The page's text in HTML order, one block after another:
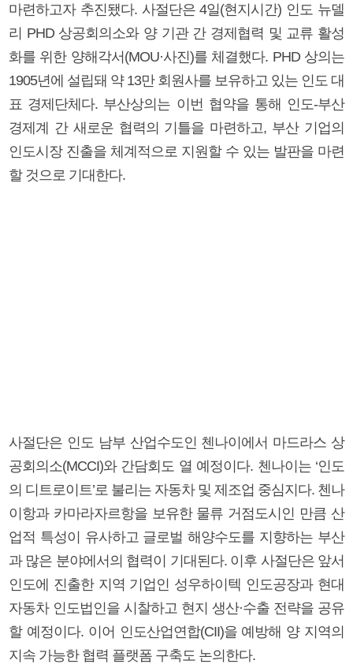
마련하고자 추진됐다. 사절단은 4일(현지시간) 인도 뉴델
리 PHD 상공회의소와 양 기관 간 경제협력 및 교류 활성
화를 위한 양해각서(MOU·사진)를 체결했다. PHD 상의는
1905년에 설립돼 약 13만 회원사를 보유하고 있는 인도 대
표 경제단체다. 부산상의는 이번 협약을 통해 인도-부산
경제계 간 새로운 협력의 기틀을 마련하고, 부산 기업의
인도시장 진출을 체계적으로 지원할 수 있는 발판을 마련
할 것으로 기대한다.
사절단은 인도 남부 산업수도인 첸나이에서 마드라스 상
공회의소(MCCI)와 간담회도 열 예정이다. 첸나이는 ‘인도
의 디트로이트’로 불리는 자동차 및 제조업 중심지다. 첸나
이항과 카마라자르항을 보유한 물류 거점도시인 만큼 산
업적 특성이 유사하고 글로벌 해양수도를 지향하는 부산
과 많은 분야에서의 협력이 기대된다. 이후 사절단은 앞서
인도에 진출한 지역 기업인 성우하이텍 인도공장과 현대
자동차 인도법인을 시찰하고 현지 생산·수출 전략을 공유
할 예정이다. 이어 인도산업연합(CII)을 예방해 양 지역의
지속 가능한 협력 플랫폼 구축도 논의한다.